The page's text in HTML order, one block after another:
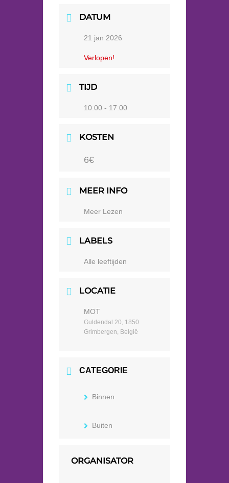
DATUM
21 jan 2026
Verlopen!
TIJD
10:00 - 17:00
KOSTEN
6€
MEER INFO
Meer Lezen
LABELS
Alle leeftijden
LOCATIE
MOT
Guldendal 20, 1850
Grimbergen, België
CATEGORIE
Binnen
Buiten
ORGANISATOR